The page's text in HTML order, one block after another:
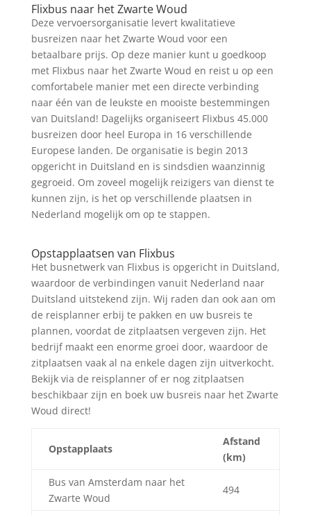
Flixbus naar het Zwarte Woud
Deze vervoersorganisatie levert kwalitatieve
busreizen naar het Zwarte Woud voor een
betaalbare prijs. Op deze manier kunt u goedkoop
met Flixbus naar het Zwarte Woud en reist u op een
comfortabele manier met een directe verbinding
naar één van de leukste en mooiste bestemmingen
van Duitsland! Dagelijks organiseert Flixbus 45.000
busreizen door heel Europa in 16 verschillende
Europese landen. De organisatie is begin 2013
opgericht in Duitsland en is sindsdien waanzinnig
gegroeid. Om zoveel mogelijk reizigers van dienst te
kunnen zijn, is het op verschillende plaatsen in
Nederland mogelijk om op te stappen.
Opstapplaatsen van Flixbus
Het busnetwerk van Flixbus is opgericht in Duitsland,
waardoor de verbindingen vanuit Nederland naar
Duitsland uitstekend zijn. Wij raden dan ook aan om
de reisplanner erbij te pakken en uw busreis te
plannen, voordat de zitplaatsen vergeven zijn. Het
bedrijf maakt een enorme groei door, waardoor de
zitplaatsen vaak al na enkele dagen zijn uitverkocht.
Bekijk via de reisplanner of er nog zitplaatsen
beschikbaar zijn en boek uw busreis naar het Zwarte
Woud direct!
Opstapplaats
Afstand
(km)
Bus van Amsterdam naar het
Zwarte Woud
494